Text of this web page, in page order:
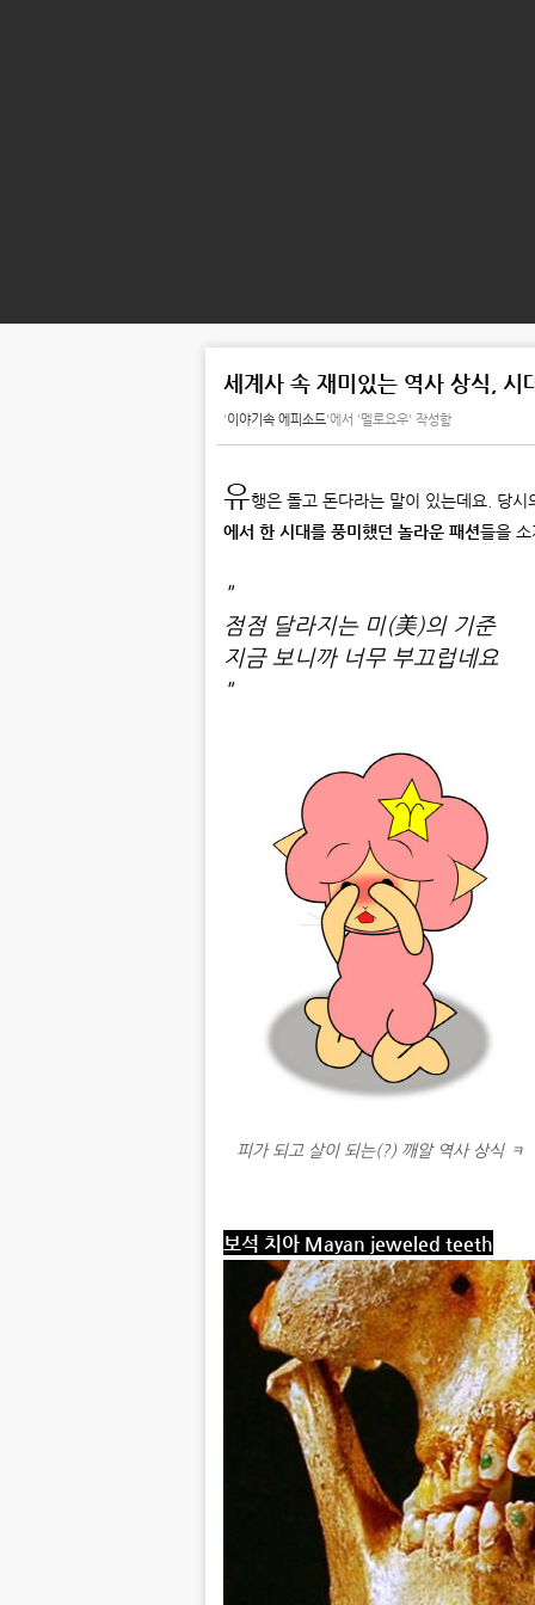
세계사 속 재미있는 역사 상식, 시
'이야기속 에피소드'에서 '멜로요우' 작성함
유행은 돌고 돈다라는 말이 있는데요. 당
에서 한 시대를 풍미했던 놀라운 패션들을
"
점점 달라지는 미(美)의 기준
지금 보니까 너무 부끄럽네요
"
피가 되고 살이 되는(?) 깨알 역사 상식 ㅋ
보석 치아 Mayan jeweled teeth